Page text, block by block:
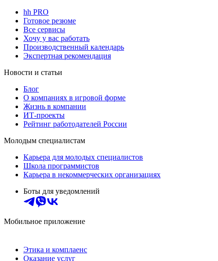
hh PRO
Готовое резюме
Все сервисы
Хочу у вас работать
Производственный календарь
Экспертная рекомендация
Новости и статьи
Блог
О компаниях в игровой форме
Жизнь в компании
ИТ-проекты
Рейтинг работодателей России
Молодым специалистам
Карьера для молодых специалистов
Школа программистов
Карьера в некоммерческих организациях
Боты для уведомлений
Мобильное приложение
Этика и комплаенс
Оказание услуг